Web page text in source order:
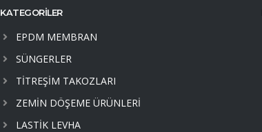
KATEGORİLER
EPDM MEMBRAN
SÜNGERLER
TİTREŞİM TAKOZLARI
ZEMİN DÖŞEME ÜRÜNLERİ
LASTİK LEVHA